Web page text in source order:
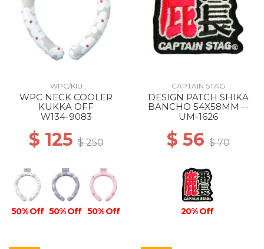
WPC/KIU
WPC NECK COOLER
KUKKA OFF
W134-9083
$ 125$ 250
50% Off 50% Off 50% Off
CAPTAIN STAG
DESIGN PATCH SHIKA
BANCHO 54X58MM --
UM-1626
$ 56$ 70
20% Off